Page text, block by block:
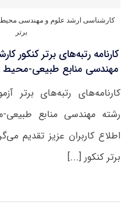
کارشناسی ارشد علوم و مهندسی
برتر
کارنامه رتبه‌های برتر کنکور
مهندسی منابع طبیعی-محیط
کارنامه‌های رتبه‌های برتر
رشته مهندسی منابع
اطلاع کاربران عزیز تقدیم
برتر کنکور [...]